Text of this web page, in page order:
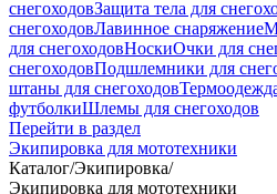
снегоходовЗащита тела для
снегоходовЛавинное снаряжение
для снегоходовНоскиОчки для
снегоходовПодшлемники для
штаны для снегоходов
футболкиШлемы для снегоходов
Перейти в раздел
Экипировка для мототехники
Каталог/Экипировка/
Экипировка для мототехники